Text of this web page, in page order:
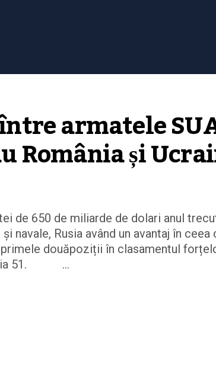
armatele
România și
de 650 de miliarde de dolari anul
navale, Rusia având un avantaj în
douăpoziții în clasamentul
51. ...